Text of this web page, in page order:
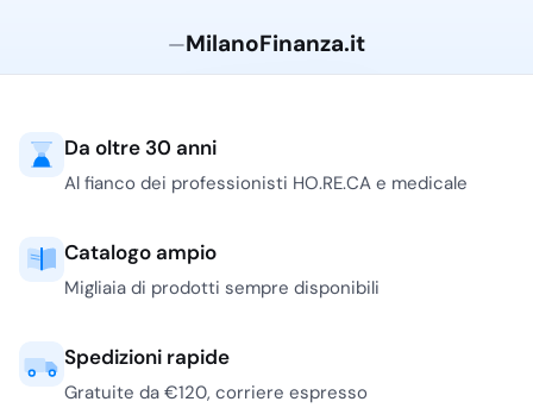
—MilanoFinanza.it
Da oltre 30 anni
Al fianco dei professionisti HO.RE.CA e medicale
Catalogo ampio
Migliaia di prodotti sempre disponibili
Spedizioni rapide
Gratuite da €120, corriere espresso